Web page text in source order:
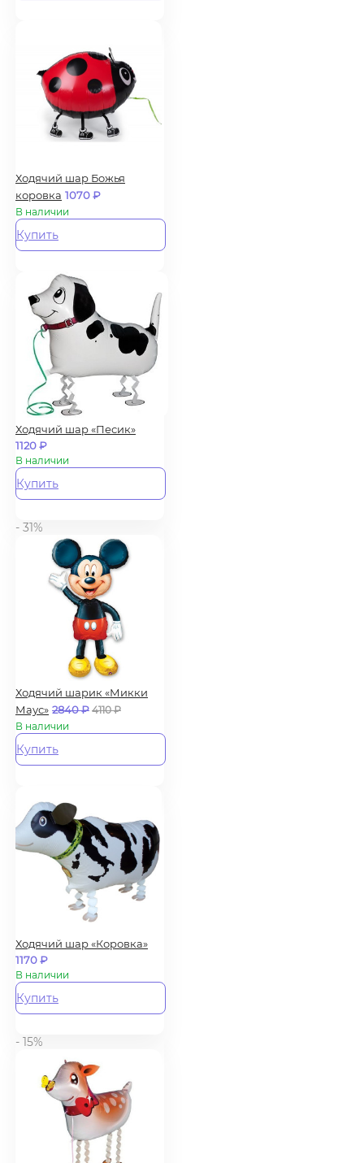
Ходячий шар Божья
коровка 1070₽
В наличии
Купить
Ходячий шар «Песик»
1120₽
В наличии
Купить
- 31%
Ходячий шарик «Микки
Маус» 2840₽ 4110₽
В наличии
Купить
Ходячий шар «Коровка»
1170₽
В наличии
Купить
- 15%